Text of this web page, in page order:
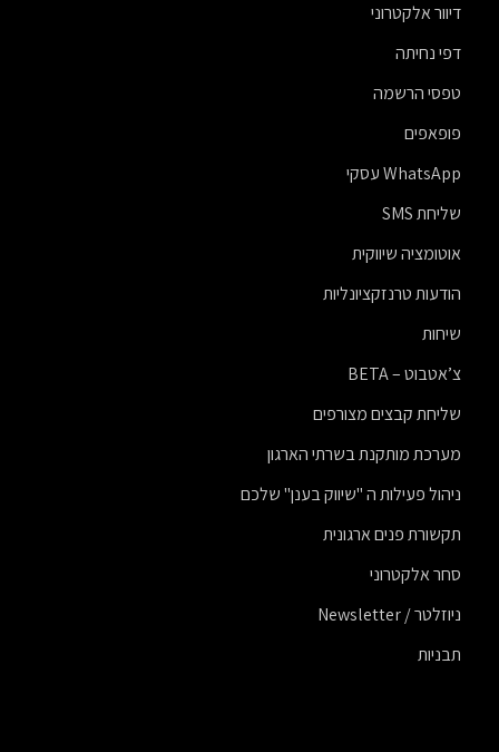
דיוור אלקטרוני
דפי נחיתה
טפסי הרשמה
פופאפים
WhatsApp עסקי
שליחת SMS
אוטומציה שיווקית
הודעות טרנזקציונליות
שיחות
צ’אטבוט – BETA
שליחת קבצים מצורפים
מערכת מותקנת בשרתי הארגון
ניהול פעילות ה "שיווק בענן" שלכם
תקשורת פנים ארגונית
סחר אלקטרוני
ניוזלטר / Newsletter
תבניות